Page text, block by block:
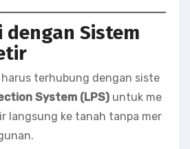
dengan Sistem
terhubung dengan siste
System (LPS) untuk me
langsung ke tanah tanpa mer